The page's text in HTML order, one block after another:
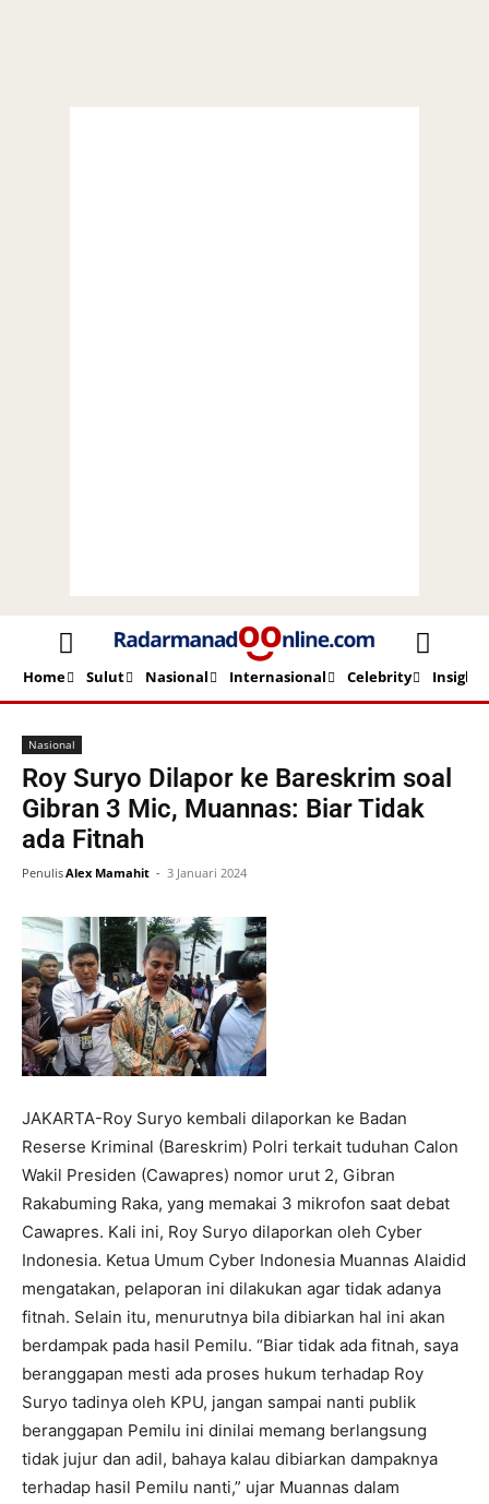
Home Sulut Nasional Internasional Celebrity Insight
Beranda Nasional
Nasional
Roy Suryo Dilapor ke Bareskrim soal
Gibran 3 Mic, Muannas: Biar Tidak
ada Fitnah
PenulisAlex Mamahit - 3 Januari 2024
JAKARTA-Roy Suryo kembali dilaporkan ke Badan
Reserse Kriminal (Bareskrim) Polri terkait tuduhan Calon
Wakil Presiden (Cawapres) nomor urut 2, Gibran
Rakabuming Raka, yang memakai 3 mikrofon saat debat
Cawapres. Kali ini, Roy Suryo dilaporkan oleh Cyber
Indonesia. Ketua Umum Cyber Indonesia Muannas Alaidid
mengatakan, pelaporan ini dilakukan agar tidak adanya
fitnah. Selain itu, menurutnya bila dibiarkan hal ini akan
berdampak pada hasil Pemilu. “Biar tidak ada fitnah, saya
beranggapan mesti ada proses hukum terhadap Roy
Suryo tadinya oleh KPU, jangan sampai nanti publik
beranggapan Pemilu ini dinilai memang berlangsung
tidak jujur dan adil, bahaya kalau dibiarkan dampaknya
terhadap hasil Pemilu nanti,” ujar Muannas dalam